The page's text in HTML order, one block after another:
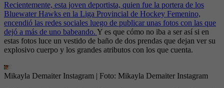
Recientemente, esta joven deportista, quien fue la portera de los
Bluewater Hawks en la Liga Provincial de Hockey Femenino,
encendió las redes sociales luego de publicar unas fotos con las que
dejó a más de uno babeando. Y es que cómo no iba a ser así si en
estas fotos luce un vestido de baño de dos prendas que dejan ver su
explosivo cuerpo y los grandes atributos con los que cuenta.
Mikayla Demaiter Instagram | Foto: Mikayla Demaiter Instagram